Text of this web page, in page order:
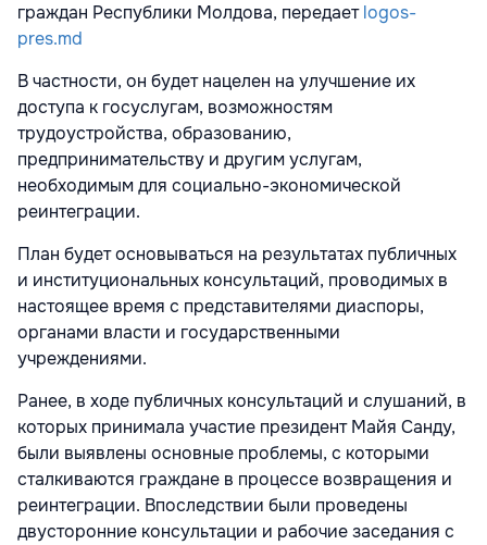
граждан Республики Молдова, передаетlogos-
pres.md
В частности, он будет нацелен на улучшение их
доступа к госуслугам, возможностям
трудоустройства, образованию,
предпринимательству и другим услугам,
необходимым для социально-экономической
реинтеграции.
План будет основываться на результатах публичных
и институциональных консультаций, проводимых в
настоящее время с представителями диаспоры,
органами власти и государственными
учреждениями.
Ранее, в ходе публичных консультаций и слушаний, в
которых принимала участие президент Майя Санду,
были выявлены основные проблемы, с которыми
сталкиваются граждане в процессе возвращения и
реинтеграции. Впоследствии были проведены
двусторонние консультации и рабочие заседания с